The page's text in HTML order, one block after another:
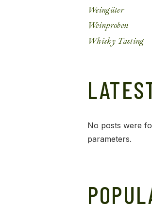
Weingüter
Weinproben
Whisky Tasting
No posts were
parameters.